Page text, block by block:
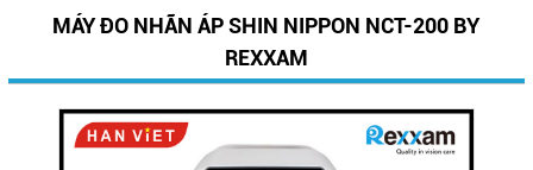
MÁY ĐO NHÃN ÁP SHIN NIPPON NCT-200 BY
REXXAM